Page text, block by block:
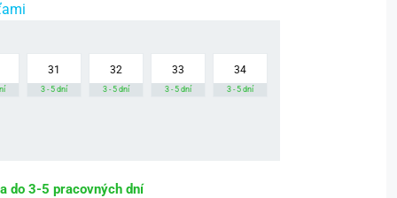
31
3 - 5 dní
32
3 - 5 dní
33
3 - 5 dní
34
3 - 5 dní
do 3-5 pracovných dní